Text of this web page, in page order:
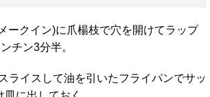
ークイン)に爪楊枝で穴を開けてラップ
チン3分半。
ライスして油を引いたフライパンでサッ